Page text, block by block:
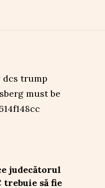
judecătorul
trebuie să fie